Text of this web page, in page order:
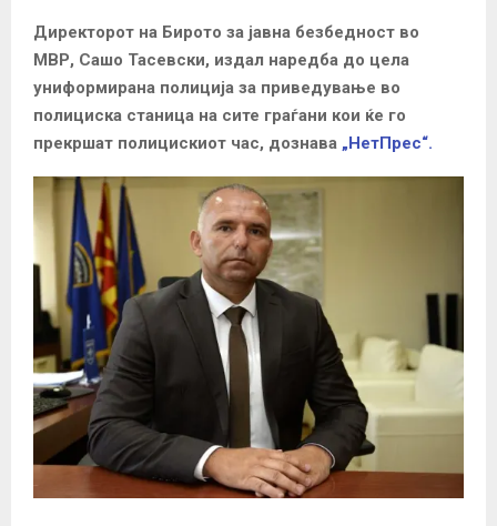
Директорот на Бирото за јавна безбедност во
МВР, Сашо Тасевски, издал наредба до цела
униформирана полиција за приведување во
полициска станица на сите граѓани кои ќе го
прекршат полицискиот час, дознава „НетПрес“.